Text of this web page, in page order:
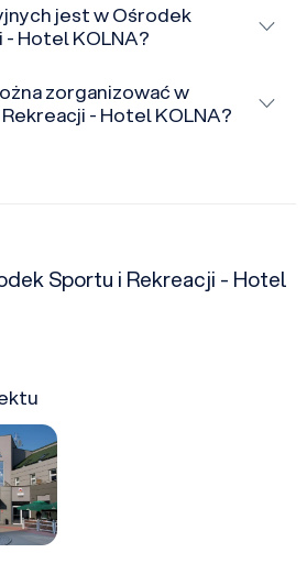
jest w Ośrodek
Hotel KOLNA?
zorganizować w
- Hotel KOLNA?
Sportu i Rekreacji - Hotel